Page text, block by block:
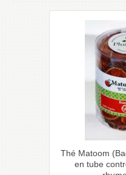
Thé Matoom
en tube